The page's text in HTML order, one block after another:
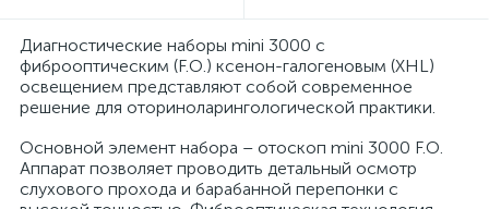
Диагностические наборы mini 3000 с
фиброоптическим (F.O.) ксенон-галогеновым (XHL)
освещением представляют собой современное
решение для оториноларингологической практики.
Основной элемент набора – отоскоп mini 3000 F.O.
Аппарат позволяет проводить детальный осмотр
слухового прохода и барабанной перепонки с